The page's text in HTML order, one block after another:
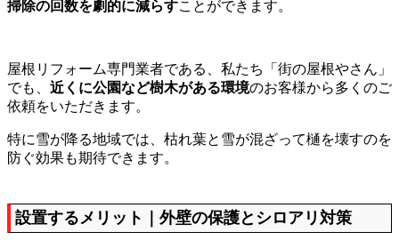
掃除の回数を劇的に減らすことができます。
屋根リフォーム専門業者である、私たち「街の屋根やさん」
でも、 近くに公園など樹木がある環境のお客様から多くのご
依頼をいただきます。
特に雪が降る地域では、枯れ葉と雪が混ざって樋を壊すのを
防ぐ効果も期待できます。
設置するメリット｜外壁の保護とシロアリ対策